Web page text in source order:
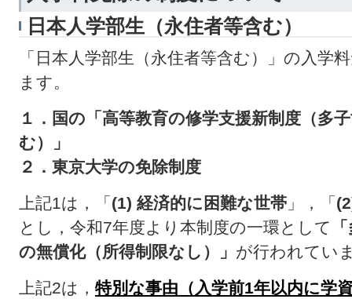
日本人学部生（永住者等含む）
「日本人学部生（永住者等含む）」の入学
ます。
１．国の「高等教育の修学支援新制度（多
む）」
２．東京大学の免除制度
上記1は，「 (1) 経済的に困難な世帯 」，「
とし，令和7年度より本制度の一環として
の無償化（所得制限なし）」 が行われてい
上記2は， 特別な事由（入学前1年以内に学